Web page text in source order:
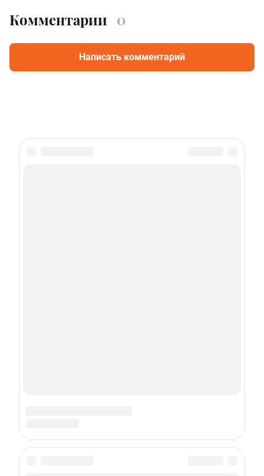
Комментарии 0
Написать комментарий